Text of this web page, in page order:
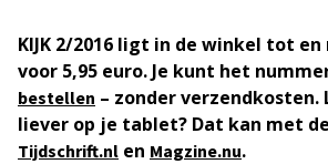
KIJK 2/2016 ligt in de winkel tot
voor 5,95 euro. Je kunt het
bestellen – zonder verzendkosten.
liever op je tablet? Dat kan met
Tijdschrift.nl en Magzine.nu.